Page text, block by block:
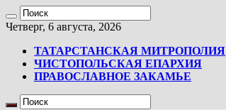
Четверг, 6 августа, 2026
ТАТАРСТАНСКАЯ МИТРОПОЛИЯ
ЧИСТОПОЛЬСКАЯ ЕПАРХИЯ
ПРАВОСЛАВНОЕ ЗАКАМЬЕ